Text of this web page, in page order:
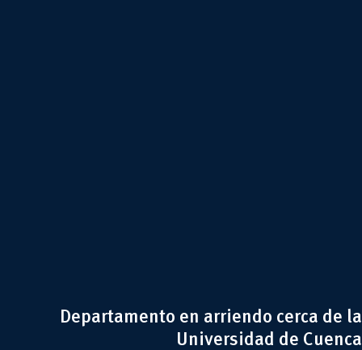
Departamento en arriendo cerca de la
Universidad de Cuenca